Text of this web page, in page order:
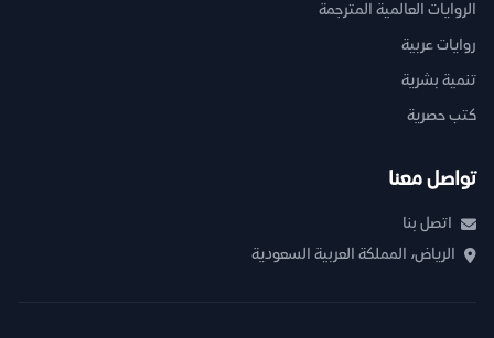
الروايات العالمية المترجمة
روايات عربية
تنمية بشرية
كتب حصرية
تواصل معنا
اتصل بنا
الرياض، المملكة العربية السعودية